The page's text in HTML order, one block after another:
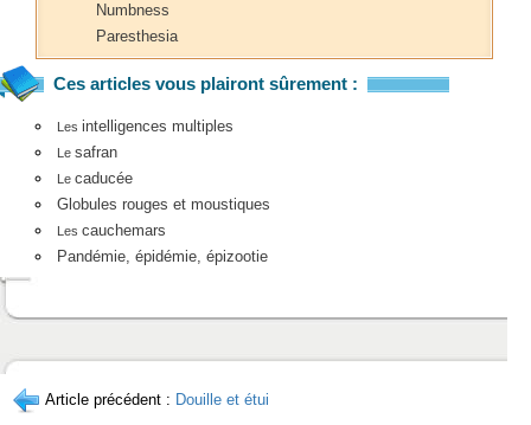
Numbness
Paresthesia
Ces articles vous plairont sûrement :
Les intelligences multiples
Le safran
Le caducée
Globules rouges et moustiques
Les cauchemars
Pandémie, épidémie, épizootie
Article précédent : Douille et étui